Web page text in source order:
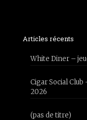
Articles récents
White Diner –
Cigar Social
2026
(pas de titre)